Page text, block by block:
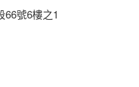
66號6樓之1